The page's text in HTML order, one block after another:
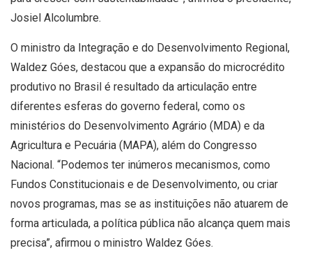
Josiel Alcolumbre.
O ministro da Integração e do Desenvolvimento Regional,
Waldez Góes, destacou que a expansão do microcrédito
produtivo no Brasil é resultado da articulação entre
diferentes esferas do governo federal, como os
ministérios do Desenvolvimento Agrário (MDA) e da
Agricultura e Pecuária (MAPA), além do Congresso
Nacional. “Podemos ter inúmeros mecanismos, como
Fundos Constitucionais e de Desenvolvimento, ou criar
novos programas, mas se as instituições não atuarem de
forma articulada, a política pública não alcança quem mais
precisa”, afirmou o ministro Waldez Góes.